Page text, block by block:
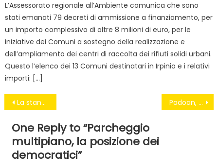
L’Assessorato regionale all’Ambiente comunica che sono
stati emanati 79 decreti di ammissione a finanziamento, per
un importo complessivo di oltre 8 milioni di euro, per le
iniziative dei Comuni a sostegno della realizzazione e
dell’ampliamento dei centri di raccolta dei rifiuti solidi urbani.
Questo l’elenco dei 13 Comuni destinatari in Irpinia e i relativi
importi: […]
Navigazione
articoli
La stangata sulle bollette del governo Renzie Padoan, ma chi ti ha dato la patente?
One Reply to “Parcheggio
multipiano, la posizione dei
democratici”